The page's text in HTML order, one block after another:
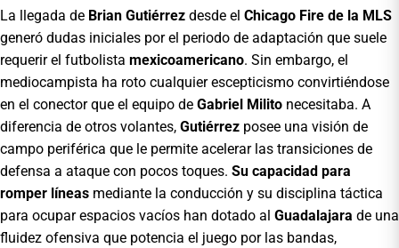
La llegada de Brian Gutiérrez desde el Chicago Fire de la MLS
generó dudas iniciales por el periodo de adaptación que suele
requerir el futbolista mexicoamericano. Sin embargo, el
mediocampista ha roto cualquier escepticismo convirtiéndose
en el conector que el equipo de Gabriel Milito necesitaba. A
diferencia de otros volantes, Gutiérrez posee una visión de
campo periférica que le permite acelerar las transiciones de
defensa a ataque con pocos toques. Su capacidad para
romper líneas mediante la conducción y su disciplina táctica
para ocupar espacios vacíos han dotado al Guadalajara de una
fluidez ofensiva que potencia el juego por las bandas,